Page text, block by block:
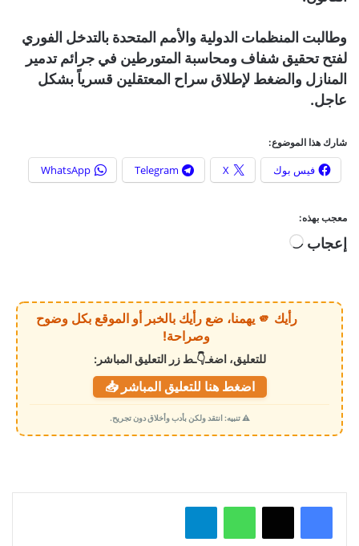
وطالبت المنظمات الدولية والأمم المتحدة بالتدخل الفوري
لفتح تحقيق شفاف ومحاسبة المتورطين في جرائم تدمير
المنازل والضغط لإطلاق سراح المعتقلين قسرياً بشكل
عاجل.
شارك هذا الموضوع:
فيس بوك X
Telegram
WhatsApp
معجب بهذه:
إعجاب
ي
ا
م
ي
رأيك 🫵 يهمنا، ضع رأيك بالخبر أو الموقع بكل وضوح
وصراحة!
للتعليق، اضغـ👇ـط زر التعليق المباشر:
اضغط هنا للتعليق المباشر 📥
⚠️ تنبيه: انتقد ولكن بأدب وأخلاق دون تجريح.
واتساب